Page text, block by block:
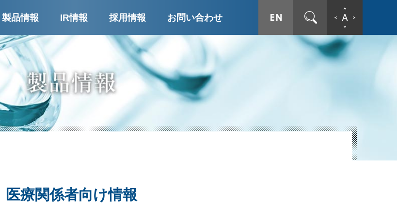
製品情報 IR情報 採用情報 お問い合わせ
サイト内検索
医療関係者向け情報